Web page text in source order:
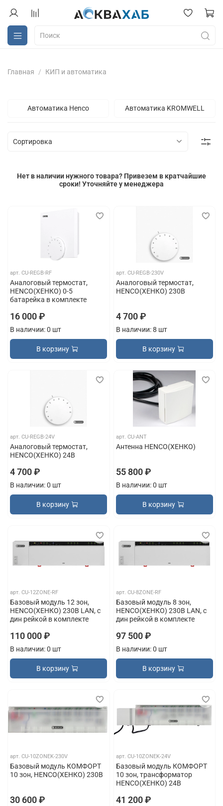
Главная КИП и автоматика
Автоматика Henco Автоматика KROMWELL
Нет в наличии нужного товара? Привезем в кратчайшие
сроки! Уточняйте у менеджера
арт.CU-REGB-RF
Аналоговый термостат,
HENCO(ХЕНКО) 0-5
батарейка в комплекте
16 000 ₽
В наличии: 0 шт
В корзину
арт. CU-REGB-230V
Аналоговый термостат,
HENCO(ХЕНКО) 230В
4 700 ₽
В наличии: 8 шт
В корзину
арт.CU-REGB-24V
Аналоговый термостат,
HENCO(ХЕНКО) 24В
4 700 ₽
В наличии: 0 шт
В корзину
арт. CU-ANT
Антенна HENCO(ХЕНКО)
55 800 ₽
В наличии: 0 шт
В корзину
арт.CU-12ZONE-RF
Базовый модуль 12 зон,
HENCO(ХЕНКО) 230В LAN, с
дин рейкой в комплекте
110 000 ₽
В наличии: 0 шт
В корзину
арт. CU-8ZONE-RF
Базовый модуль 8 зон,
HENCO(ХЕНКО) 230В LAN, с
дин рейкой в комплекте
97 500 ₽
В наличии: 0 шт
В корзину
арт.CU-10ZONEK-230V
Базовый модуль КОМФОРТ
10 зон, HENCO(ХЕНКО) 230В
30 600 ₽
арт. CU-10ZONEK-24V
Базовый модуль КОМФОРТ
10 зон, трансформатор
HENCO(ХЕНКО) 24В
41 200 ₽